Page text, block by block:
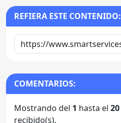
REFIERA ESTE CONTENIDO:
COMENTARIOS:
Mostrando del 1 hasta el 20
recibido(s).